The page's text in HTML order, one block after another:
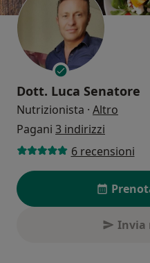
Dott. Luca Senatore
Nutrizionista · Altro
Pagani 3 indirizzi
6 recensioni
Invia